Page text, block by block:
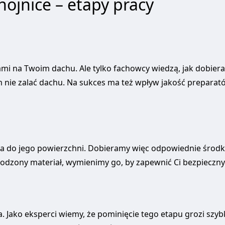
na Twoim dachu. Ale tylko fachowcy wiedzą, jak
zalać dachu. Na sukces ma też wpływ jakość
jego powierzchni. Dobieramy więc odpowiednie
materiał, wymienimy go, by zapewnić Ci
eksperci wiemy, że pominięcie tego etapu grozi